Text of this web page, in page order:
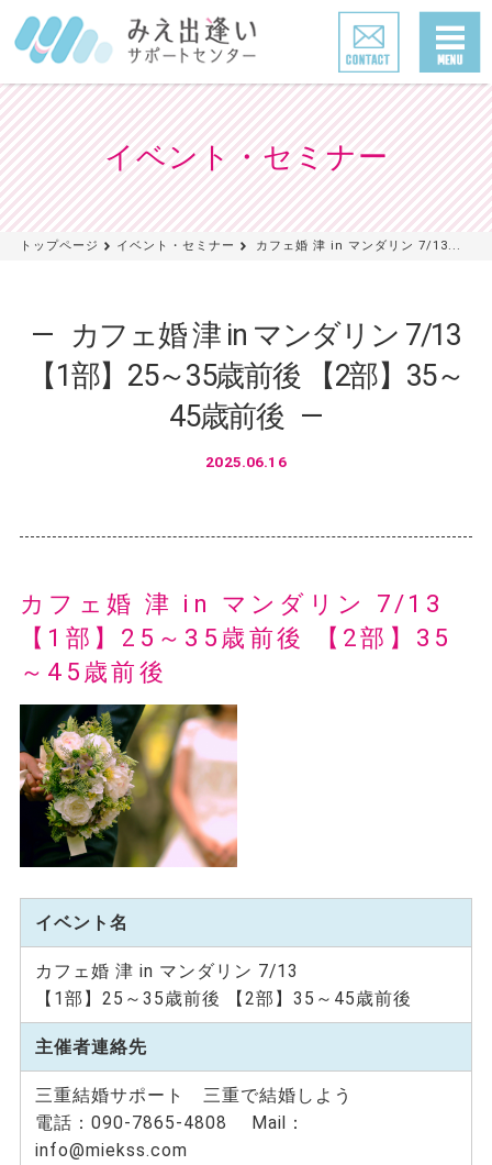
イベント・セミナー
トップページ イベント・セミナー カフェ婚 津 in マンダリン 7/13...
カフェ婚 津 in マンダリン 7/13
【1部】25～35歳前後 【2部】35～
45歳前後
2025.06.16
カフェ婚 津 in マンダリン 7/13
【1部】25～35歳前後 【2部】35
～45歳前後
イベント名
カフェ婚 津 in マンダリン 7/13
【1部】25～35歳前後 【2部】35～45歳前後
主催者連絡先
三重結婚サポート 三重で結婚しよう
電話：090-7865-4808 Mail：
info@miekss.com